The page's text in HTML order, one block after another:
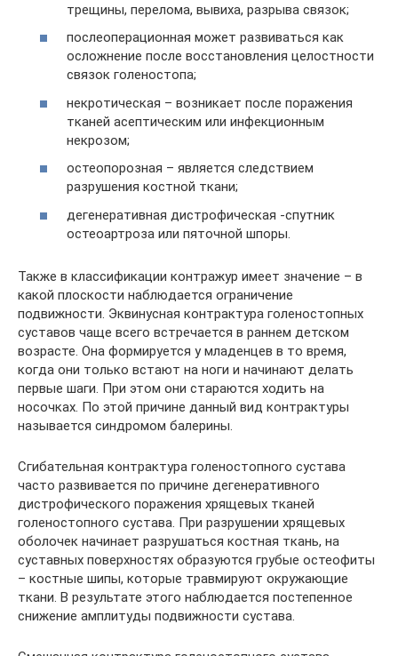
трещины, перелома, вывиха, разрыва связок;
послеоперационная может развиваться как
осложнение после восстановления целостности
связок голеностопа;
некротическая – возникает после поражения
тканей асептическим или инфекционным
некрозом;
остеопорозная – является следствием
разрушения костной ткани;
дегенеративная дистрофическая -спутник
остеоартроза или пяточной шпоры.
Также в классификации контражур имеет значение – в
какой плоскости наблюдается ограничение
подвижности. Эквинусная контрактура голеностопных
суставов чаще всего встречается в раннем детском
возрасте. Она формируется у младенцев в то время,
когда они только встают на ноги и начинают делать
первые шаги. При этом они стараются ходить на
носочках. По этой причине данный вид контрактуры
называется синдромом балерины.
Сгибательная контрактура голеностопного сустава
часто развивается по причине дегенеративного
дистрофического поражения хрящевых тканей
голеностопного сустава. При разрушении хрящевых
оболочек начинает разрушаться костная ткань, на
суставных поверхностях образуются грубые остеофиты
– костные шипы, которые травмируют окружающие
ткани. В результате этого наблюдается постепенное
снижение амплитуды подвижности сустава.